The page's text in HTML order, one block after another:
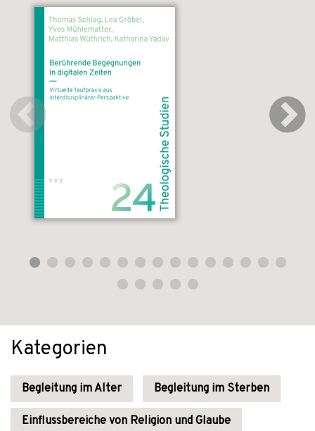
Kategorien
Begleitung im Alter Begleitung im Sterben
Einflussbereiche von Religion und Glaube